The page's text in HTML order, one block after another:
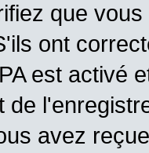
que
ont
est activé
de
avez